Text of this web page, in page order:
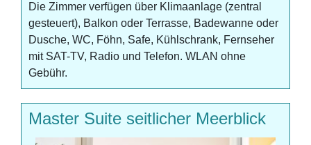
Die Zimmer verfügen über Klimaanlage (zentral
gesteuert), Balkon oder Terrasse, Badewanne oder
Dusche, WC, Föhn, Safe, Kühlschrank, Fernseher
mit SAT-TV, Radio und Telefon. WLAN ohne
Gebühr.
Master Suite seitlicher Meerblick